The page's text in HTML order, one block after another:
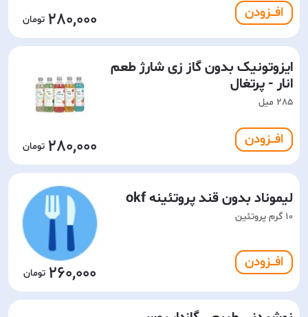
افـــزودن 280,000
ایزوتونیک بدون گاز زی شارژ طعم
انار - پرتغال
285 میل
افـــزودن 280,000
لیموناد بدون قند پروتئینه okf
10 گرم پروتئین
افـــزودن 260,000